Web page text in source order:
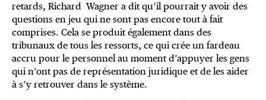
retards, Richard Wagner a dit qu’il pourrait y avoir des
questions en jeu qui ne sont pas encore tout à fait
comprises. Cela se produit également dans des
tribunaux de tous les ressorts, ce qui crée un fardeau
accru pour le personnel au moment d’appuyer les gens
qui n’ont pas de représentation juridique et de les aider
à s’y retrouver dans le système.